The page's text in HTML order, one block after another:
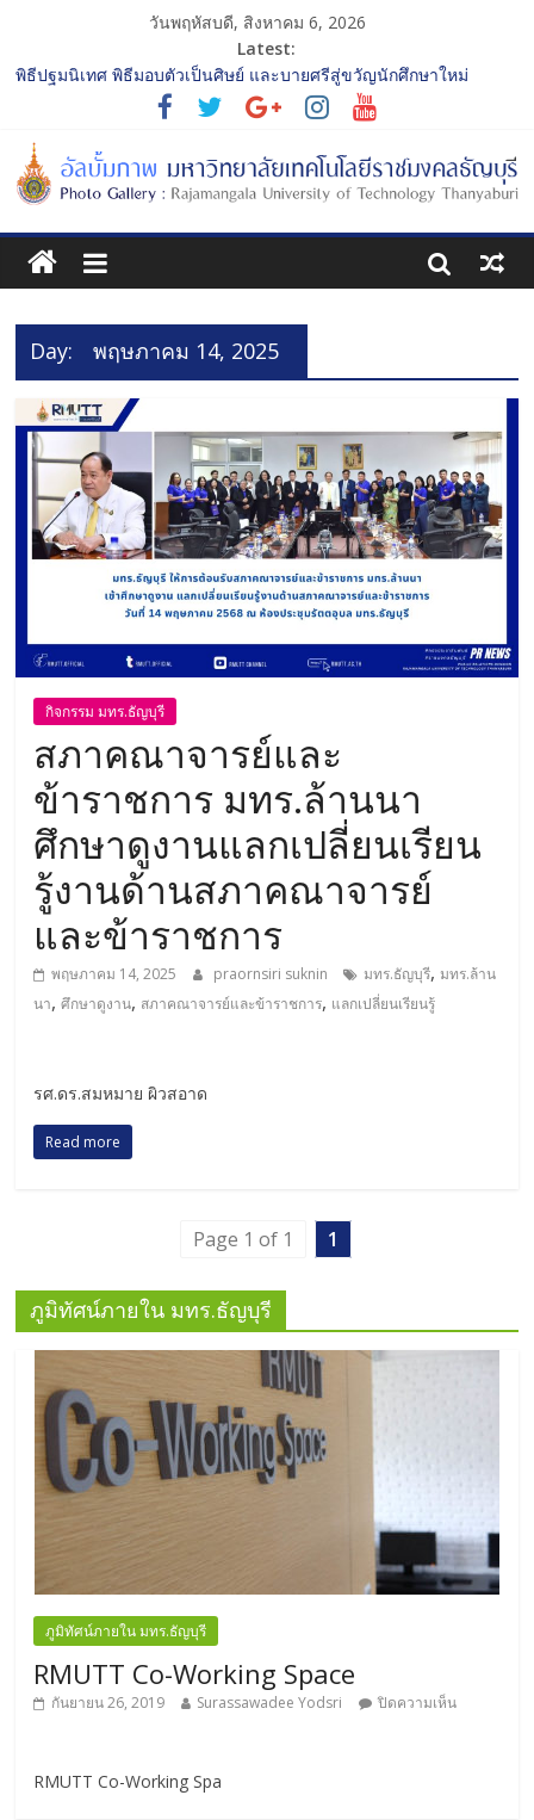
วันพฤหัสบดี, สิงหาคม 6, 2026
Latest:
พิธีปฐมนิเทศ พิธีมอบตัวเป็นศิษย์ และบายศรีสู่ขวัญนักศึกษาใหม่
ประจำปีการศึกษา 2568 รุ่นที่ 2
การประกวดทูตกิจกรรม ประจำปีการศึกษา 2568 “RMUTT Freshy
2025 Time to Nine-T”
โครงการแลกเปลี่ยนเรียนรู้บทบาทของกรรมการสภามหาวิทยาลัย
เทคโนโลยีราชมงคลธัญบุรี
รับน้องเข้าคณะศิลปกรรมศาสตร์ “โยนลูกรักษ์”
พิธีปฐมนิเทศ พิธีมอบตัวเป็นศิษย์ และบายศรีสู่ขวัญนักศึกษาใหม่
ประจำปีการศึกษา 2568 รุ่นที่ 3
Day: พฤษภาคม 14, 2025
กิจกรรม มทร.ธัญบุรี
สภาคณาจารย์และ
ข้าราชการ มทร.ล้านนา
ศึกษาดูงานแลกเปลี่ยนเรียน
รู้งานด้านสภาคณาจารย์
และข้าราชการ
พฤษภาคม 14, 2025 praornsiri suknin มทร.ธัญบุรี,มทร.ล้าน
นา,ศึกษาดูงาน, สภาคณาจารย์และข้าราชการ, แลกเปลี่ยนเรียนรู้
รศ.ดร.สมหมาย ผิวสอาด
Read more
Page 1 of 1 1
ภูมิทัศน์ภายใน มทร.ธัญบุรี
ภูมิทัศน์ภายใน มทร.ธัญบุรี
RMUTT Co-Working Space
กันยายน 26, 2019 Surassawadee Yodsri ปิดความเห็น
RMUTT Co-Working Spa